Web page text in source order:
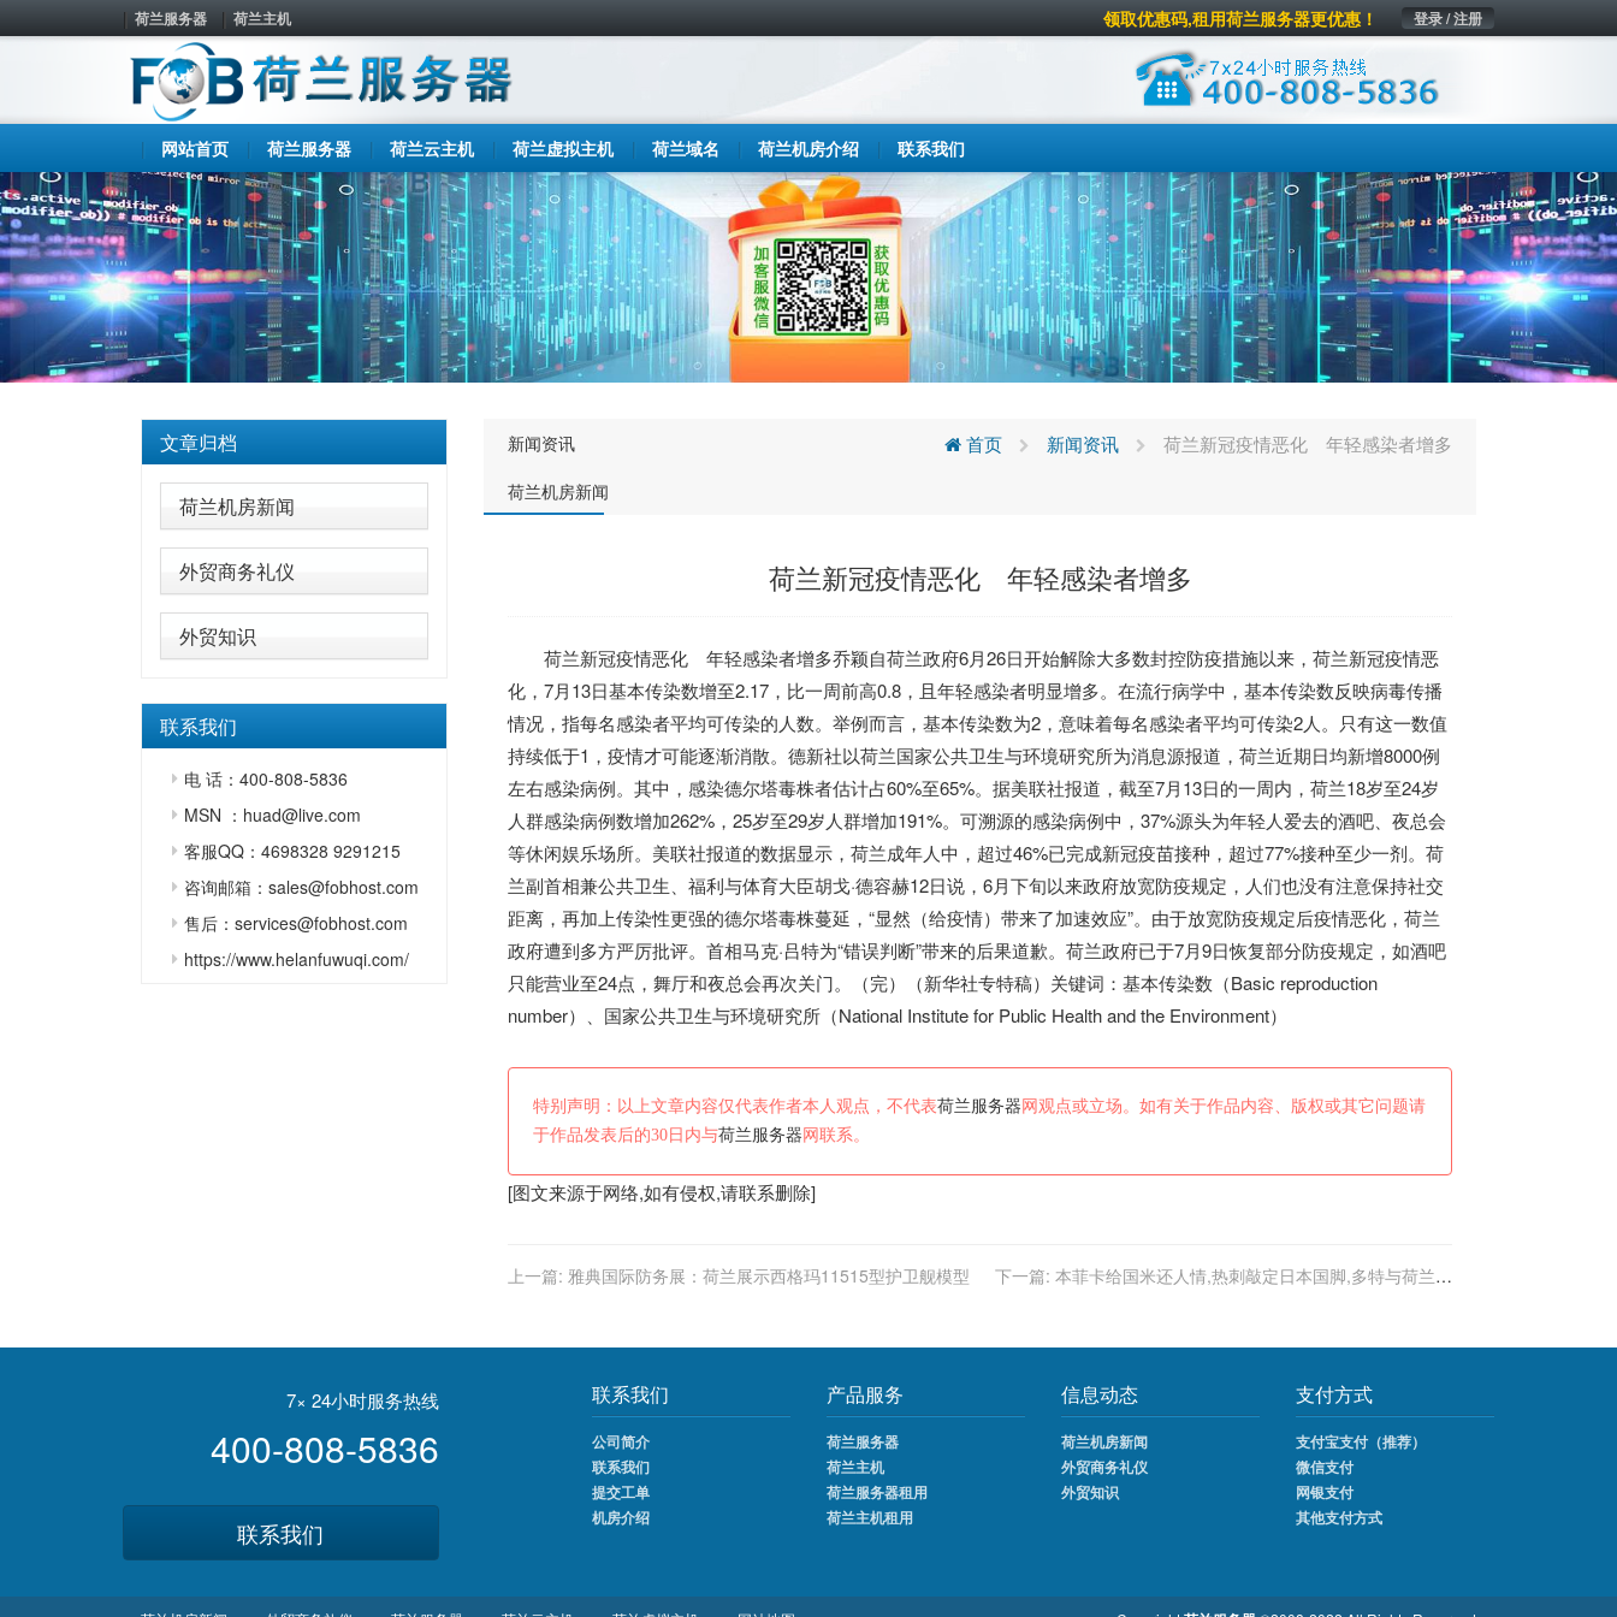
荷兰服务器 荷兰主机 登录 / 注册
领取优惠码,租用荷兰服务器更优惠！
网站首页 荷兰服务器 荷兰云主机 荷兰虚拟主机 荷兰域名 荷兰机房介绍 联系我们
文章归档
荷兰机房新闻
外贸商务礼仪
外贸知识
联系我们
电 话：400-808-5836
MSN ：huad@live.com
客服QQ：4698328 9291215
咨询邮箱：sales@fobhost.com
售后：services@fobhost.com
https://www.helanfuwuqi.com/
新闻资讯
荷兰机房新闻
首页 新闻资讯 荷兰新冠疫情恶化 年轻感染者增多
荷兰新冠疫情恶化 年轻感染者增多
荷兰新冠疫情恶化 年轻感染者增多乔颖自荷兰政府6月26日开始解除大多数封控防疫措施以来， 荷兰新冠疫情恶
化，7月13日基本传染数增至2.17，比一周前高0.8，且年轻感染者明显增多。在流行病学中，基本传染数反映病毒传播
情况，指每名感染者平均可传染的人数。举例而言，基本传染数为2，意味着每名感染者平均可传染2人。只有这一数值
持续低于1，疫情才可能逐渐消散。德新社以荷兰国家公共卫生与环境研究所为消息源报道， 荷兰近期日均新增8000例
左右感染病例。其中，感染德尔塔毒株者估计占60%至65%。据美联社报道，截至7月13日的一周内， 荷兰18岁至24岁
人群感染病例数增加262%，25岁至29岁人群增加191%。可溯源的感染病例中，37%源头为年轻人爱去的酒吧、夜总会
等休闲娱乐场所。美联社报道的数据显示， 荷兰成年人中，超过46%已完成新冠疫苗接种，超过77%接种至少一剂。 荷
兰副首相兼公共卫生、福利与体育大臣胡戈·德容赫12日说，6月下旬以来政府放宽防疫规定，人们也没有注意保持社交
距离，再加上传染性更强的德尔塔毒株蔓延，“显然（给疫情）带来了加速效应”。由于放宽防疫规定后疫情恶化， 荷兰
政府遭到多方严厉批评。首相马克·吕特为“错误判断”带来的后果道歉。 荷兰政府已于7月9日恢复部分防疫规定，如酒吧
只能营业至24点，舞厅和夜总会再次关门。（完）（新华社专特稿）关键词：基本传染数（Basic reproduction
number）、国家公共卫生与环境研究所（National Institute for Public Health and the Environment）
特别声明：以上文章内容仅代表作者本人观点，不代表荷兰服务器 网观点或立场。如有关于作品内容、版权或其它问题请
于作品发表后的30日内与荷兰服务器 网联系。
[图文来源于网络,如有侵权,请联系删除]
上一篇: 雅典国际防务展：荷兰展示西格玛11515型护卫舰模型 下一篇: 本菲卡给国米还人情,热刺敲定日本国脚,多特与荷兰边
7× 24小时服务热线
400-808-5836
联系我们
联系我们
公司简介
联系我们
提交工单
机房介绍
产品服务
荷兰服务器
荷兰主机
荷兰服务器租用
荷兰主机租用
信息动态
荷兰机房新闻
外贸商务礼仪
外贸知识
支付方式
支付宝支付（推荐）
微信支付
网银支付
其他支付方式